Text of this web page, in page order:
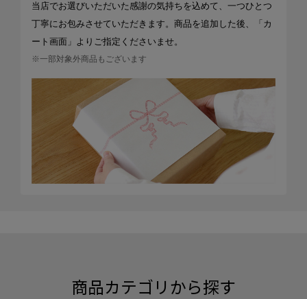
当店でお選びいただいた感謝の気持ちを込めて、一つひとつ
丁寧にお包みさせていただきます。商品を追加した後、「カ
ート画面」よりご指定くださいませ。
※一部対象外商品もございます
商品カテゴリから探す